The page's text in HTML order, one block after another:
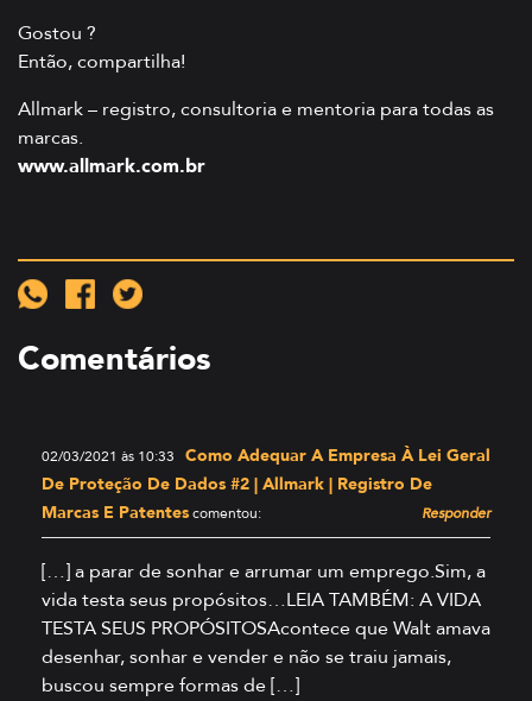
Gostou ?
Então, compartilha!
Allmark – registro, consultoria e mentoria para todas as
marcas.
www.allmark.com.br
Comentários
02/03/2021 às 10:33 Como Adequar A Empresa À Lei Geral
De Proteção De Dados #2 | Allmark | Registro De
Marcas E Patentescomentou: Responder
[…] a parar de sonhar e arrumar um emprego.Sim, a
vida testa seus propósitos…LEIA TAMBÉM: A VIDA
TESTA SEUS PROPÓSITOSAcontece que Walt amava
desenhar, sonhar e vender e não se traiu jamais,
buscou sempre formas de […]